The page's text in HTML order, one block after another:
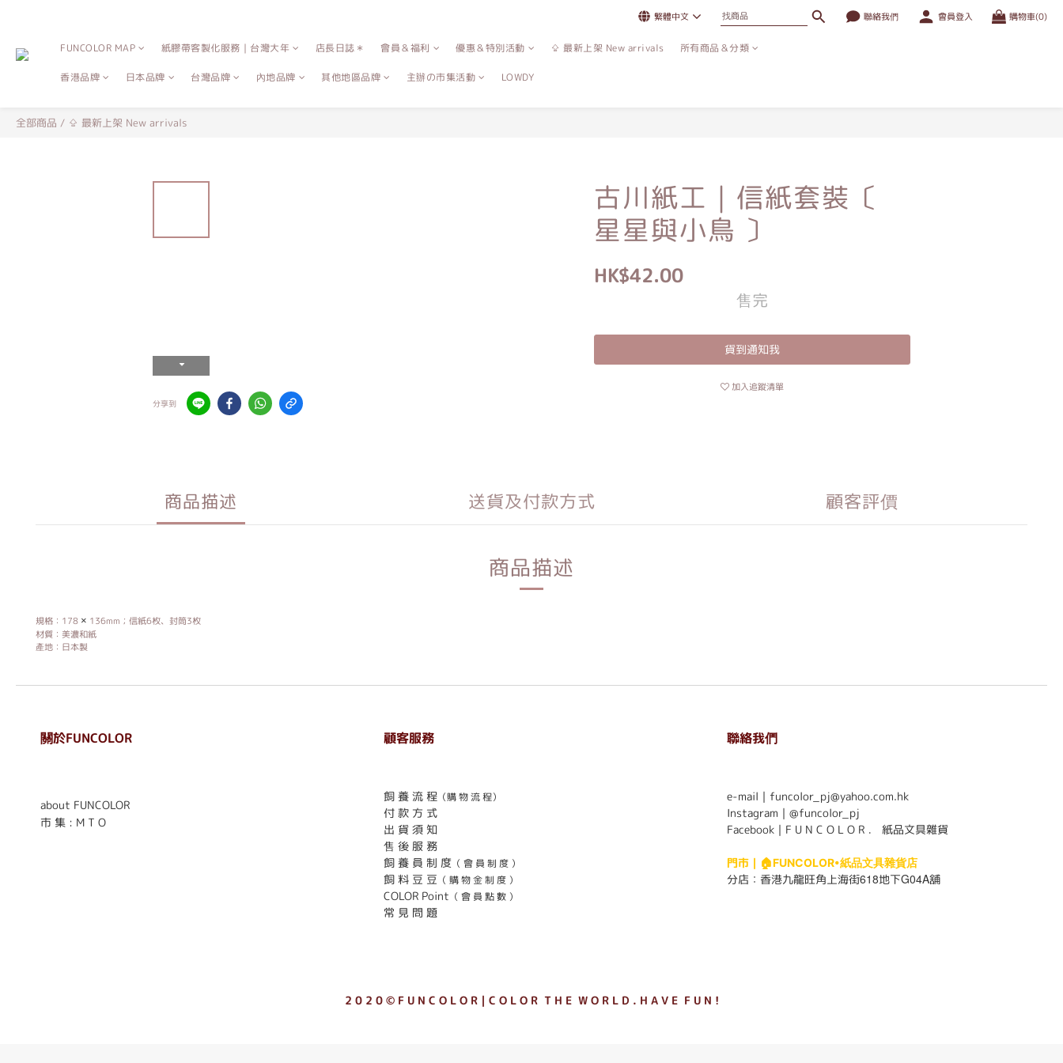
繁體中文 聯絡我們 會員登入 購物車(0)
FUNCOLOR MAP 紙膠帶客製化服務｜台灣大年 店長日誌＊ 會員＆福利 優惠＆特別活動 ⇪ 最新上架 New arrivals 所有商品＆分類
香港品牌 日本品牌 台灣品牌 內地品牌 其他地區品牌 主辦の市集活動 LOWDY
全部商品 / ⇪ 最新上架 New arrivals
分享到
古川紙工｜信紙套裝〔
星星與小鳥 〕
HK$42.00
售完
貨到通知我
加入追蹤清單
商品描述 送貨及付款方式 顧客評價
商品描述
規格：178 × 136mm；信紙6枚、封筒3枚
材質：美濃和紙
產地：日本製
關於FUNCOLOR
about FUNCOLOR
市 集 : M T O
顧客服務
飼 養 流 程 （購 物 流 程）
付 款 方 式
出 貨 須 知
售 後 服 務
飼 養 員 制 度 （ 會 員 制 度 ）
飼 料 豆 豆 （ 購 物 金 制 度 ）
COLOR Point （ 會 員 點 數 ）
常 見 問 題
聯絡我們
e-mail｜funcolor_pj@yahoo.com.hk
Instagram｜ @funcolor_pj
Facebook｜ F U N C O L O R ． 紙品文具雜貨
門市｜ 🏠FUNCOLOR•紙品文具雜貨店
分店： 香港九龍旺角上海街618地下G04A舖
2 0 2 0 © F U N C O L O R｜C O L O R T H E W O R L D . H A V E F U N !